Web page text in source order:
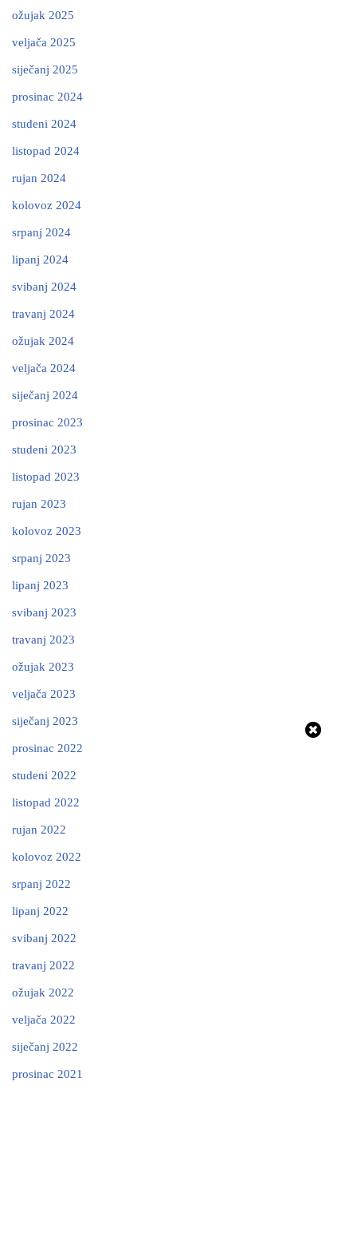
ožujak 2025
veljača 2025
siječanj 2025
prosinac 2024
studeni 2024
listopad 2024
rujan 2024
kolovoz 2024
srpanj 2024
lipanj 2024
svibanj 2024
travanj 2024
ožujak 2024
veljača 2024
siječanj 2024
prosinac 2023
studeni 2023
listopad 2023
rujan 2023
kolovoz 2023
srpanj 2023
lipanj 2023
svibanj 2023
travanj 2023
ožujak 2023
veljača 2023
siječanj 2023
prosinac 2022
studeni 2022
listopad 2022
rujan 2022
kolovoz 2022
srpanj 2022
lipanj 2022
svibanj 2022
travanj 2022
ožujak 2022
veljača 2022
siječanj 2022
prosinac 2021